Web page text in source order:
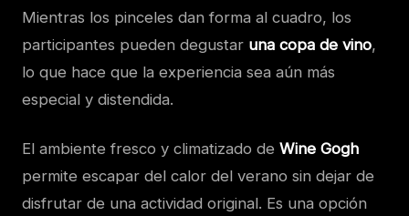
Mientras los pinceles dan forma al cuadro, los
participantes pueden degustar una copa de vino,
lo que hace que la experiencia sea aún más
especial y distendida.
El ambiente fresco y climatizado de Wine Gogh
permite escapar del calor del verano sin dejar de
disfrutar de una actividad original. Es una opción